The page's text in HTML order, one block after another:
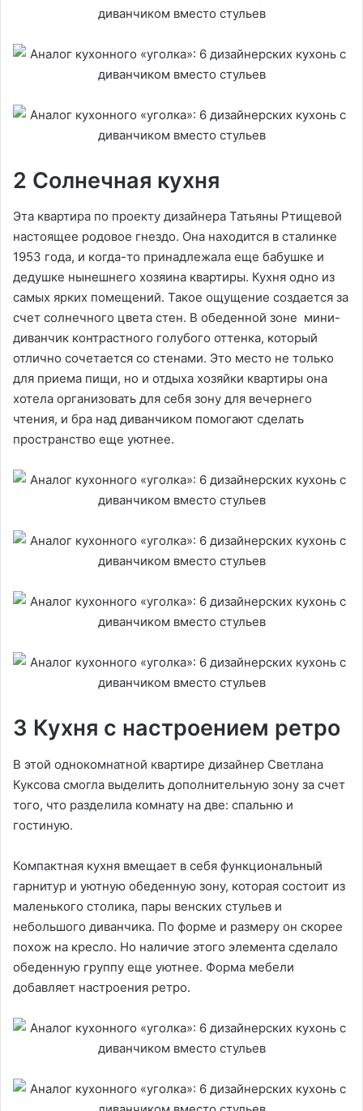
2 Солнечная кухня
Эта квартира по проекту дизайнера Татьяны Ртищевой
настоящее родовое гнездо. Она находится в сталинке
1953 года, и когда-то принадлежала еще бабушке и
дедушке нынешнего хозяина квартиры. Кухня одно из
самых ярких помещений. Такое ощущение создается за
счет солнечного цвета стен. В обеденной зоне мини-
диванчик контрастного голубого оттенка, который
отлично сочетается со стенами. Это место не только
для приема пищи, но и отдыха хозяйки квартиры она
хотела организовать для себя зону для вечернего
чтения, и бра над диванчиком помогают сделать
пространство еще уютнее.
3 Кухня с настроением ретро
В этой однокомнатной квартире дизайнер Светлана
Куксова смогла выделить дополнительную зону за счет
того, что разделила комнату на две: спальню и
гостиную.
Компактная кухня вмещает в себя функциональный
гарнитур и уютную обеденную зону, которая состоит из
маленького столика, пары венских стульев и
небольшого диванчика. По форме и размеру он скорее
похож на кресло. Но наличие этого элемента сделало
обеденную группу еще уютнее. Форма мебели
добавляет настроения ретро.